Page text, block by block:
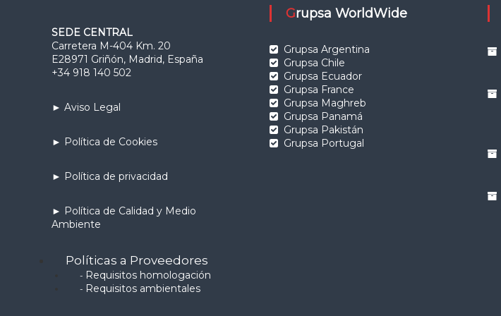
SEDE CENTRAL
Carretera M-404 Km. 20
E28971 Griñón, Madrid, España
+34 918 140 502
► Aviso Legal
► Política de Cookies
► Política de privacidad
► Política de Calidad y Medio
Ambiente
Políticas a Proveedores
- Requisitos homologación
- Requisitos ambientales
Grupsa WorldWide
Grupsa Argentina
Grupsa Chile
Grupsa Ecuador
Grupsa France
Grupsa Maghreb
Grupsa Panamá
Grupsa Pakistán
Grupsa Portugal